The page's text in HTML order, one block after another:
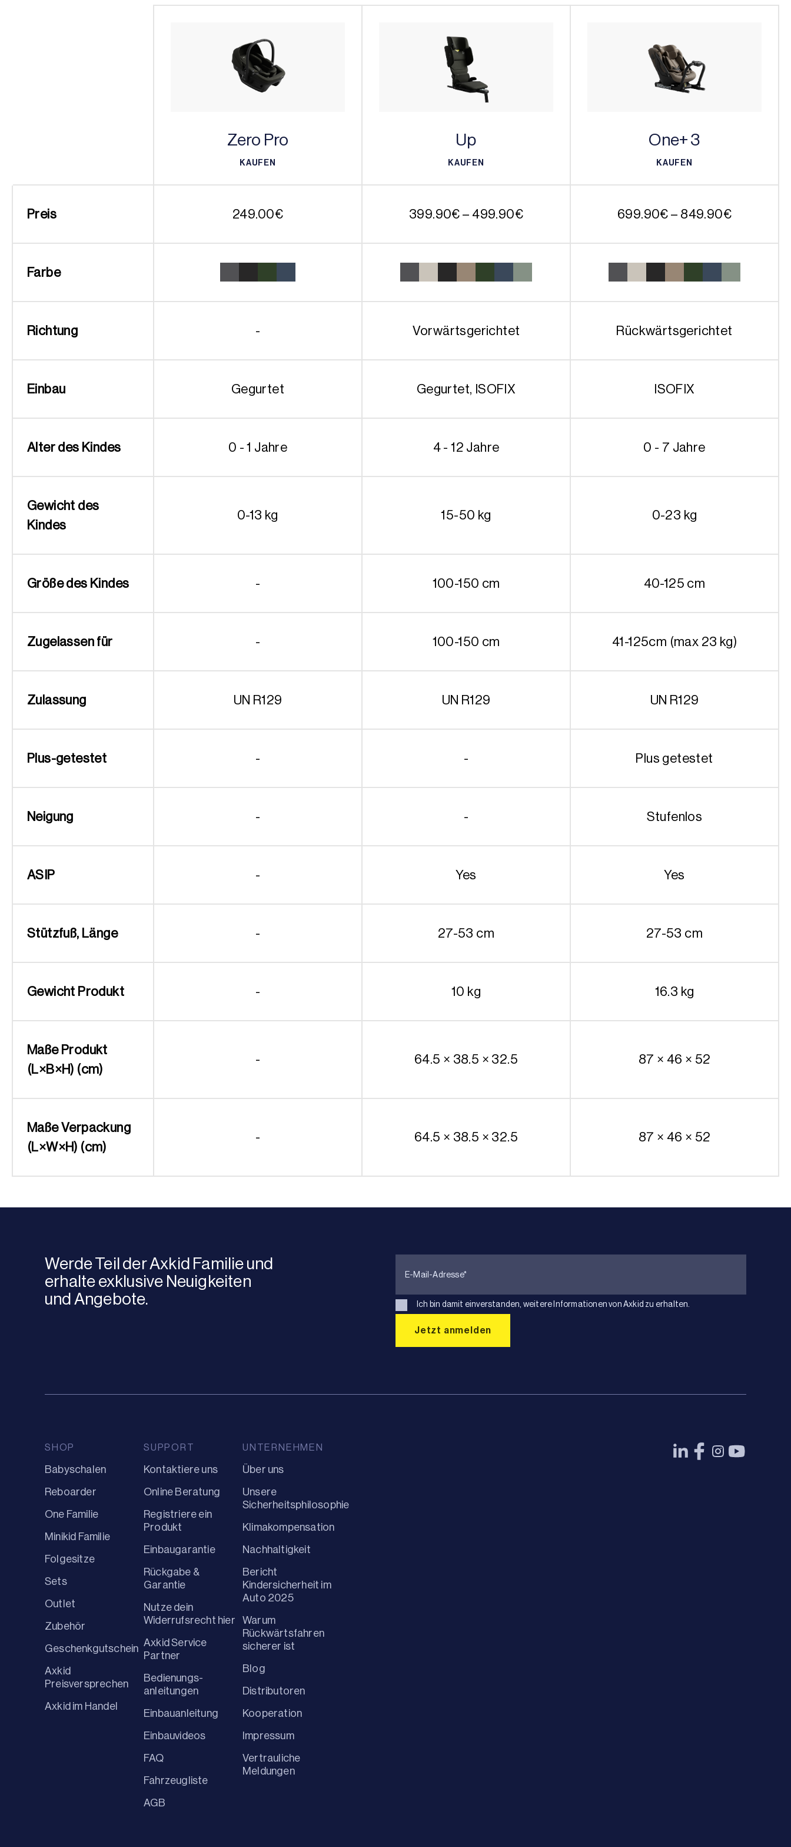
Zero Pro
KAUFEN
Up
KAUFEN
One+ 3
KAUFEN
Preis 249.00€ 399.90€ – 499.90€Preisspanne:
699.90€ – 849.90€
Farbe
Richtung - Vorwärtsgerichtet Rückwärtsgerichtet
Einbau Gegurtet Gegurtet, ISOFIX ISOFIX
Alter des Kindes 0 - 1 Jahre 4 - 12 Jahre 0 - 7 Jahre
Gewicht des
Kindes
0-13 kg 15-50 kg 0-23 kg
Größe des Kindes - 100-150 cm 40-125 cm
Zugelassen für - 100-150 cm 41-125cm (max 23 kg)
Zulassung UN R129 UN R129 UN R129
Plus-getestet - - Plus getestet
Neigung - - Stufenlos
ASIP - Yes Yes
Stützfuß, Länge - 27-53 cm 27-53 cm
Gewicht Produkt - 10 kg 16.3 kg
Maße Produkt
(L×B×H) (cm)
- 64.5 × 38.5 × 32.5 87 × 46 × 52
Maße Verpackung
(L×W×H) (cm)
- 64.5 × 38.5 × 32.5 87 × 46 × 52
Werde Teil der Axkid Familie und
erhalte exklusive Neuigkeiten
und Angebote.
Ich bin damit einverstanden, weitere Informationen von Axkid zu erhalten.
SHOP
Babyschalen
Reboarder
One Familie
Minikid Familie
Folgesitze
Sets
Outlet
Zubehör
Geschenkgutschein
Axkid
Preisversprechen
Axkid im Handel
SUPPORT
Kontaktiere uns
Online Beratung
Registriere ein
Produkt
Einbaugarantie
Rückgabe &
Garantie
Nutze dein
Widerrufsrecht hier
Axkid Service
Partner
Bedienungs-
anleitungen
Einbauanleitung
Einbauvideos
FAQ
Fahrzeugliste
AGB
UNTERNEHMEN
Über uns
Unsere
Sicherheitsphilosophie
Klimakompensation
Nachhaltigkeit
Bericht
Kindersicherheit im
Auto 2025
Warum
Rückwärtsfahren
sicherer ist
Blog
Distributoren
Kooperation
Impressum
Vertrauliche
Meldungen